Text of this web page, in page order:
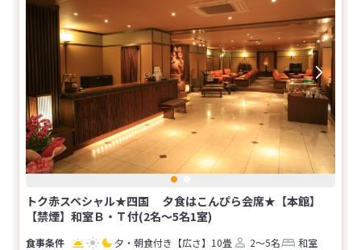
トク赤スペシャル★四国 夕食はこんぴら会席★【本館】
【禁煙】和室Ｂ・Ｔ付(2名～5名1室)
夕・朝食付き 【広さ】10畳 2～5名
和室